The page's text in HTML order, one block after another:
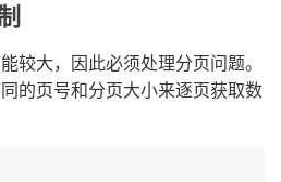
较大，因此必须处理分页问题。
的页号和分页大小来逐页获取数